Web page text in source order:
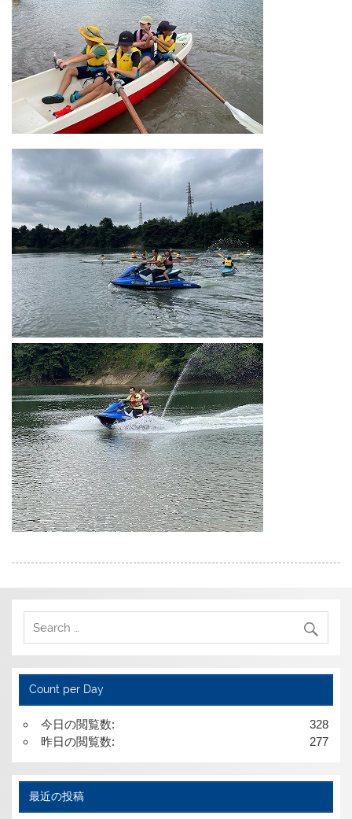
Count per Day
328
今日の閲覧数:
277
昨日の閲覧数:
最近の投稿